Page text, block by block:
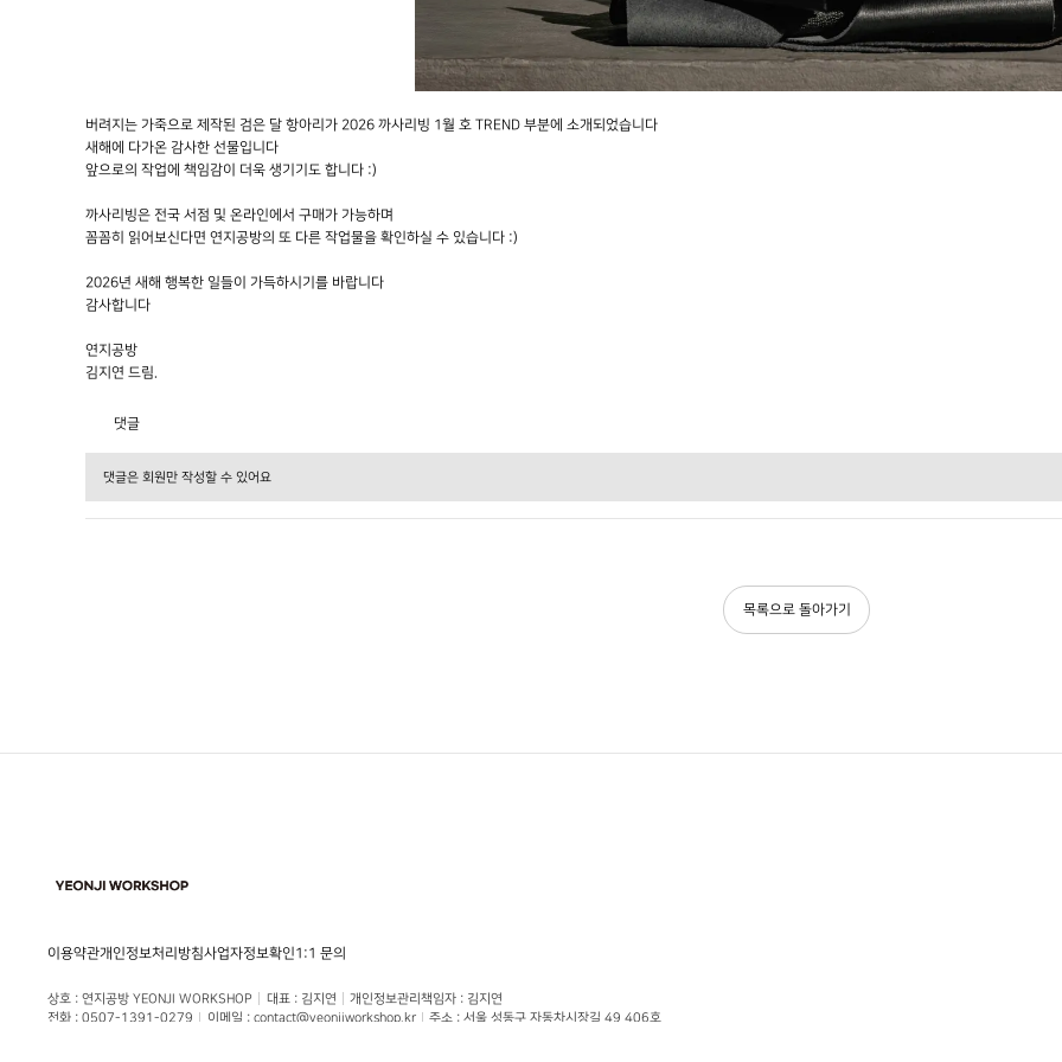
버려지는 가죽으로 제작된 검은 달 항아리가 2026 까사리빙 1월 호 TREND 부분에 소개되었습니다
새해에 다가온 감사한 선물입니다
앞으로의 작업에 책임감이 더욱 생기기도 합니다 :)
까사리빙은 전국 서점 및 온라인에서 구매가 가능하며
꼼꼼히 읽어보신다면 연지공방의 또 다른 작업물을 확인하실 수 있습니다 :)
2026년 새해 행복한 일들이 가득하시기를 바랍니다
감사합니다
연지공방
김지연 드림.
댓글
댓글은 회원만 작성할 수 있어요
목록으로 돌아가기
이용약관개인정보처리방침사업자정보확인1:1 문의
상호 : 연지공방 YEONJI WORKSHOP 대표 : 김지연 개인정보관리책임자 : 김지연
전화 : 0507-1391-0279 이메일 : contact@yeonjiworkshop.kr 주소 : 서울 성동구 자동차시장길 49 406호